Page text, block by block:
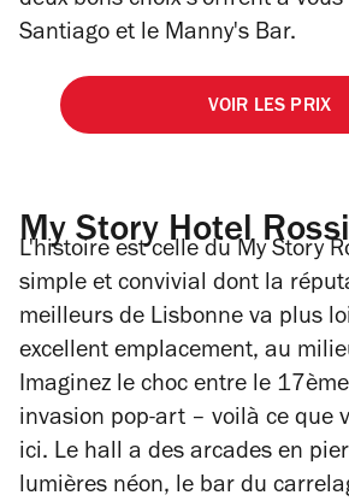
Santiago et le Manny's Bar.
VOIR LES PRIX
My Story Hotel
L'histoire est celle du My Story
simple et convivial dont la
meilleurs de Lisbonne va plus
excellent emplacement, au
Imaginez le choc entre le
invasion pop-art – voilà ce que
ici. Le hall a des arcades en
lumières néon, le bar du